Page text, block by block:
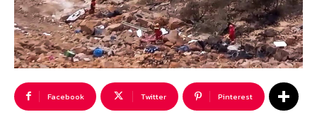
Facebook Twitter Pinterest